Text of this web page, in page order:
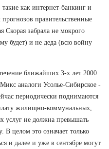
как интернет-банкинг и
правительственные
Скорая забрала не мокрого
будет) и не деда (всю войну
ближайших 3-х лет 2000
аналоги Усолье-Сибирское -
периодически поднимаются
жилищно-коммунальных,
услуг не должна превышать
В целом это означает только
и далее и уже в сентябре могут